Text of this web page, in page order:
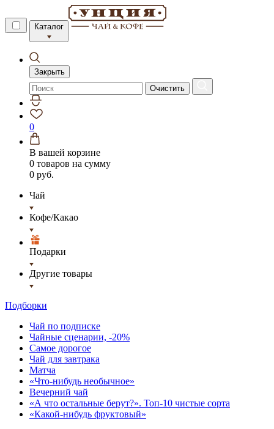
Каталог
Закрыть
Очистить
0
В вашей корзине
0 товаров на сумму
0 руб.
Чай
Кофе/Какао
Подарки
Другие товары
Подборки
Чай по подписке
Чайные сценарии, -20%
Самое дорогое
Чай для завтрака
Матча
«Что-нибудь необычное»
Вечерний чай
«А что остальные берут?». Топ-10 чистые сорта
«Какой-нибудь фруктовый»